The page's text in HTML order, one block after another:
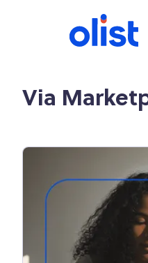
Via